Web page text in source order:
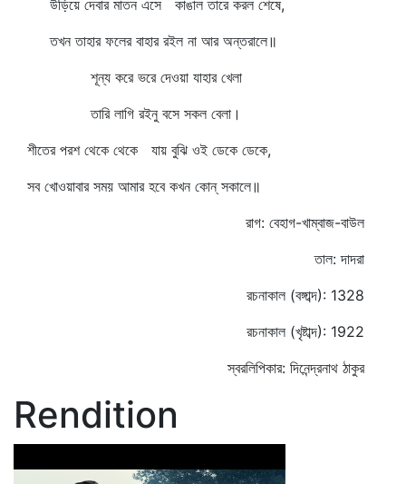
উড়িয়ে দেবার মাতন এসে কাঙাল তারে করল শেষে,
তখন তাহার ফলের বাহার রইল না আর অন্তরালে॥
শূন্য করে ভরে দেওয়া যাহার খেলা
তারি লাগি রইনু বসে সকল বেলা।
শীতের পরশ থেকে থেকে যায় বুঝি ওই ডেকে ডেকে,
সব খোওয়াবার সময় আমার হবে কখন কোন্‌ সকালে॥
রাগ: বেহাগ-খাম্বাজ-বাউল
তাল: দাদরা
রচনাকাল (বঙ্গাব্দ): 1328
রচনাকাল (খৃষ্টাব্দ): 1922
স্বরলিপিকার: দিনেন্দ্রনাথ ঠাকুর
Rendition